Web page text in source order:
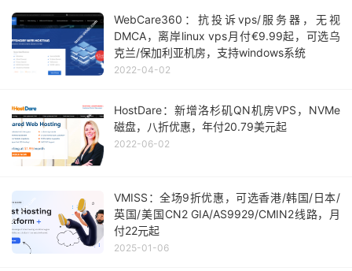
WebCare360：抗投诉vps/服务器，无视
DMCA，离岸linux vps月付€9.99起，可选乌
克兰/保加利亚机房，支持windows系统
2022-04-02
HostDare：新增洛杉矶QN机房VPS，NVMe
磁盘，八折优惠，年付20.79美元起
2022-06-02
VMISS：全场9折优惠，可选香港/韩国/日本/
英国/美国CN2 GIA/AS9929/CMIN2线路，月
付22元起
2025-01-06